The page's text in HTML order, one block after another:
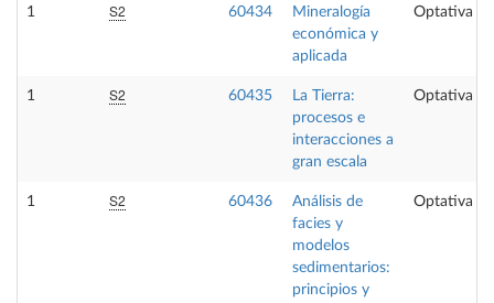
1 S2 60434
Mineralogía
económica y
aplicada
Optativa
1 S2 60435
La Tierra:
procesos e
interacciones a
gran escala
Optativa
1 S2 60436
Análisis de
facies y
modelos
sedimentarios:
principios y
Optativa